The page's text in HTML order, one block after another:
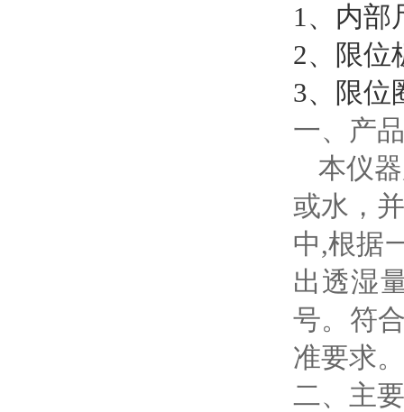
1、内部
2、限位
3、限位
一、产
本仪
或水，
中,根据
出透湿
号。符
准要求。
二、 主